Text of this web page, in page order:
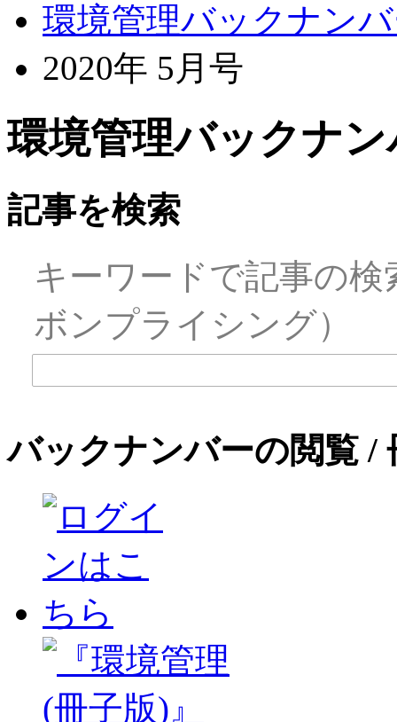
環境管理バックナン
2020年 5月号
環境管理バックナ
記事を検索
キーワードで記事の
ボンプライシング）
バックナンバーの閲覧 /